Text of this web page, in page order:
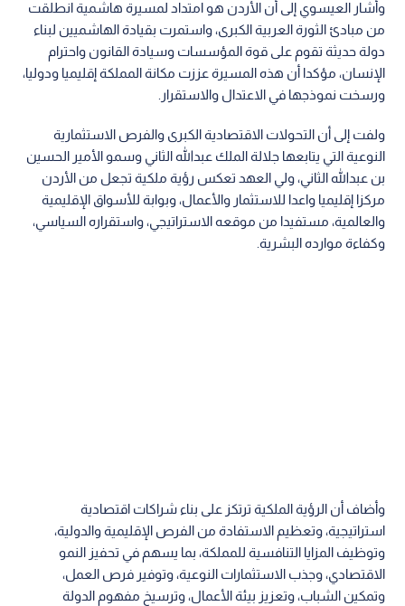
وأشار العيسوي إلى أن الأردن هو امتداد لمسيرة هاشمية انطلقت
من مبادئ الثورة العربية الكبرى، واستمرت بقيادة الهاشميين لبناء
دولة حديثة تقوم على قوة المؤسسات وسيادة القانون واحترام
الإنسان، مؤكدا أن هذه المسيرة عززت مكانة المملكة إقليميا ودوليا،
ورسخت نموذجها في الاعتدال والاستقرار.
ولفت إلى أن التحولات الاقتصادية الكبرى والفرص الاستثمارية
النوعية التي يتابعها جلالة الملك عبدالله الثاني وسمو الأمير الحسين
بن عبدالله الثاني، ولي العهد تعكس رؤية ملكية تجعل من الأردن
مركزا إقليميا واعدا للاستثمار والأعمال، وبوابة للأسواق الإقليمية
والعالمية، مستفيدا من موقعه الاستراتيجي، واستقراره السياسي،
وكفاءة موارده البشرية.
وأضاف أن الرؤية الملكية ترتكز على بناء شراكات اقتصادية
استراتيجية، وتعظيم الاستفادة من الفرص الإقليمية والدولية،
وتوظيف المزايا التنافسية للمملكة، بما يسهم في تحفيز النمو
الاقتصادي، وجذب الاستثمارات النوعية، وتوفير فرص العمل،
وتمكين الشباب، وتعزيز بيئة الأعمال، وترسيخ مفهوم الدولة